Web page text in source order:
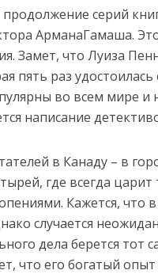
серий
АрманаГамаша.
Замет, что Луиза
пять раз удостоилась
во всем мире и
написание
в Канаду – в
где всегда
Кажется, что
случается
дела берется тот
что его богатый